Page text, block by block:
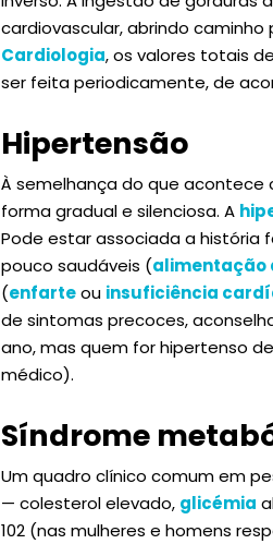
cardiovascular, abrindo
Cardiologia, os valores totais
ser feita periodicamente, de
Hipertensão
À semelhança do que
forma gradual e silenciosa. A
Pode estar associada a história
pouco saudáveis (alimentação
(enfarteou insuficiência
de sintomas precoces,
ano, mas quem for hipertenso
médico).
Síndrome
Um quadro clínico comum em
— colesterol elevado, glicémia
102 (nas mulheres e homens